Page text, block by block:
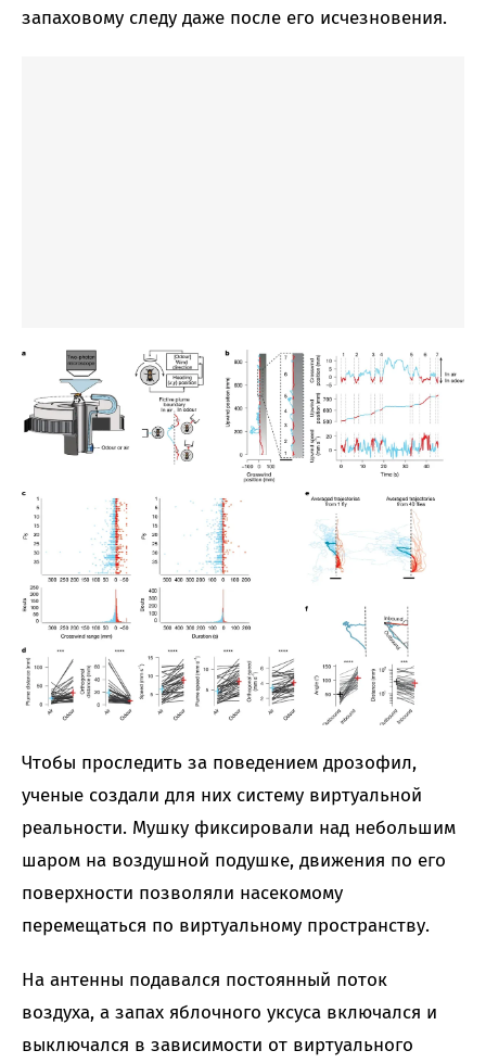
запаховому следу даже после его исчезновения.
Чтобы проследить за поведением дрозофил,
ученые создали для них систему виртуальной
реальности. Мушку фиксировали над небольшим
шаром на воздушной подушке, движения по его
поверхности позволяли насекомому
перемещаться по виртуальному пространству.
На антенны подавался постоянный поток
воздуха, а запах яблочного уксуса включался и
выключался в зависимости от виртуального